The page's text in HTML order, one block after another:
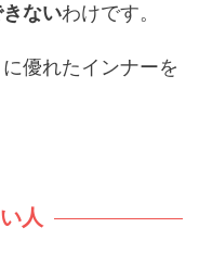
ないわけです。
優れたインナーを
人